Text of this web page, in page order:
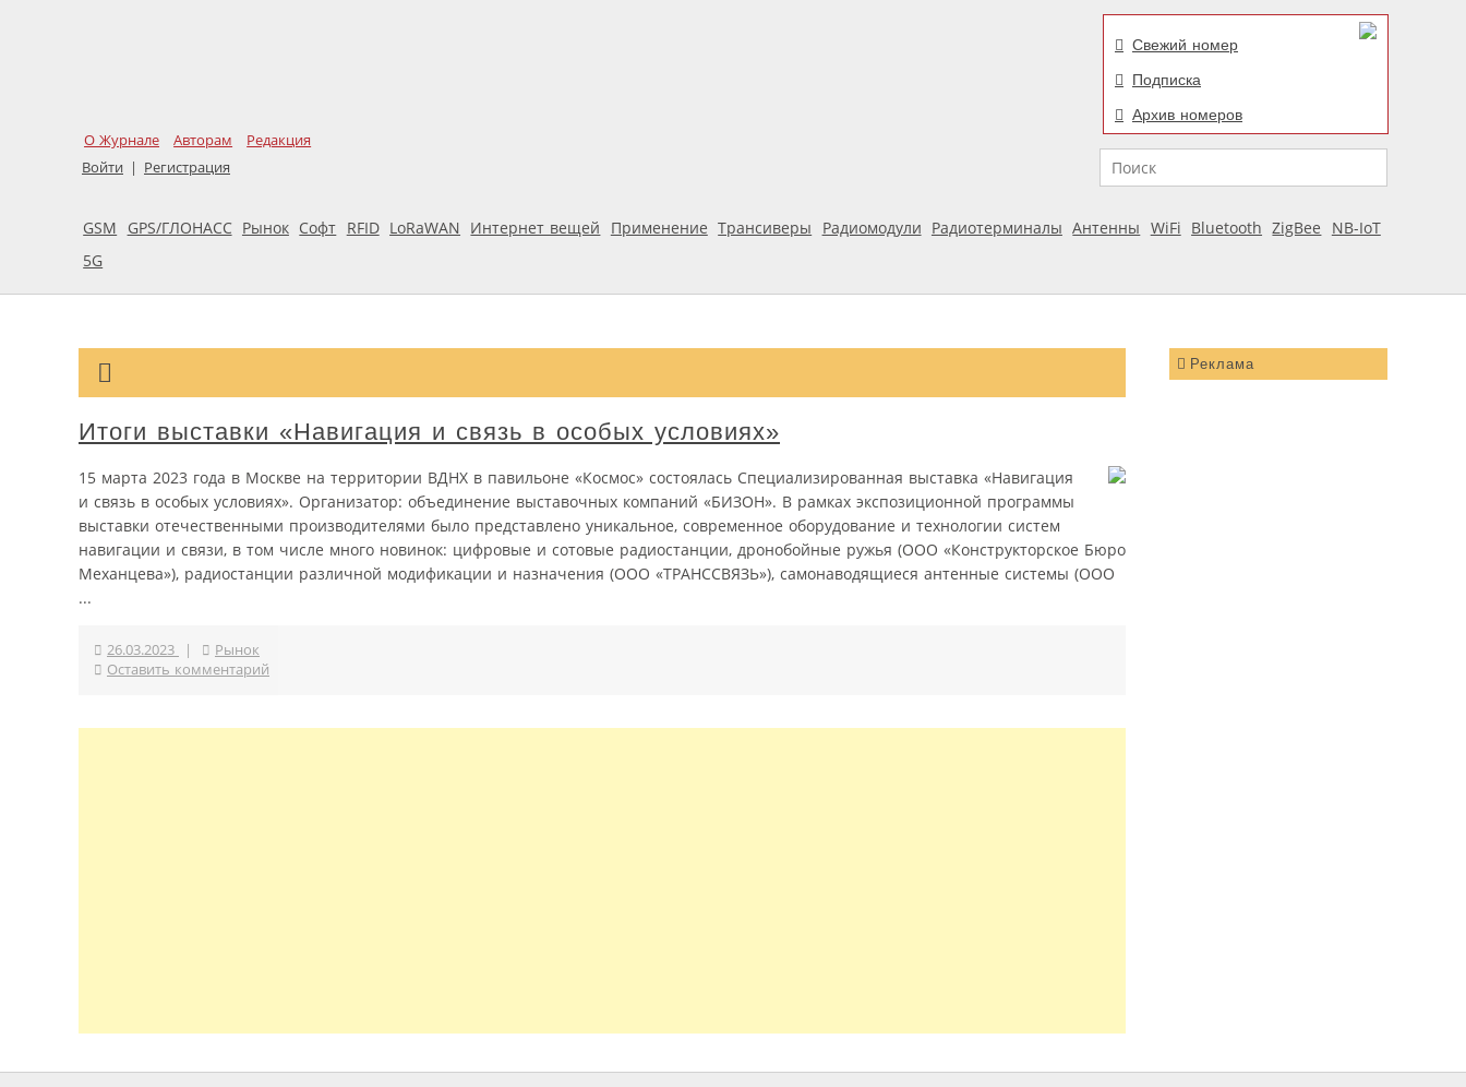
О Журнале Авторам
Редакция
Войти | Регистрация
Свежий номер
Подписка
Архив номеров
Поиск
GSM GPS/ГЛОНАСС Рынок Софт RFID LoRaWAN Интернет вещей Применение Трансиверы Радиомодули Радиотерминалы Антенны WiFi Bluetooth ZigBee
NB-IoT
5G
Реклама
Итоги выставки «Навигация и связь в особых условиях»
15 марта 2023 года в Москве на территории ВДНХ в павильоне «Космос» состоялась Специализированная выставка «Навигация
и связь в особых условиях». Организатор: объединение выставочных компаний «БИЗОН». В рамках экспозиционной программы
выставки отечественными производителями было представлено уникальное, современное оборудование и технологии систем
навигации и связи, в том числе много новинок: цифровые и сотовые радиостанции, дронобойные ружья (ООО «Конструкторское Бюро
Механцева»), радиостанции различной модификации и назначения (ООО «ТРАНССВЯЗЬ»), самонаводящиеся антенные системы (ООО
...
26.03.2023 |
Рынок
Оставить комментарий